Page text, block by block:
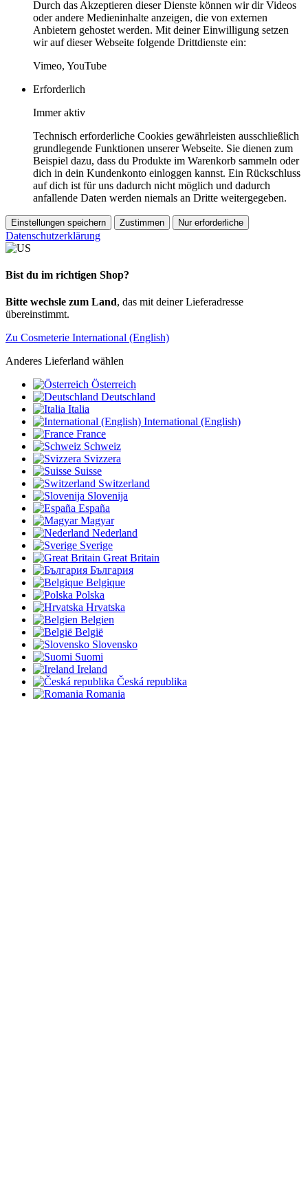
Durch das Akzeptieren dieser Dienste können wir dir Videos
oder andere Medieninhalte anzeigen, die von externen
Anbietern gehostet werden. Mit deiner Einwilligung setzen
wir auf dieser Webseite folgende Drittdienste ein:
Vimeo, YouTube
Erforderlich
Immer aktiv
Technisch erforderliche Cookies gewährleisten ausschließlich
grundlegende Funktionen unserer Webseite. Sie dienen zum
Beispiel dazu, dass du Produkte im Warenkorb sammeln oder
dich in dein Kundenkonto einloggen kannst. Ein Rückschluss
auf dich ist für uns dadurch nicht möglich und dadurch
anfallende Daten werden niemals an Dritte weitergegeben.
Einstellungen speichern Zustimmen Nur erforderliche
Datenschutzerklärung
Bist du im richtigen Shop?
Bitte wechsle zum Land, das mit deiner Lieferadresse
übereinstimmt.
Zu Cosmeterie International (English)
Anderes Lieferland wählen
Österreich
Deutschland
Italia
International (English)
France
Schweiz
Svizzera
Suisse
Switzerland
Slovenija
España
Magyar
Nederland
Sverige
Great Britain
България
Belgique
Polska
Hrvatska
Belgien
België
Slovensko
Suomi
Ireland
Česká republika
Romania